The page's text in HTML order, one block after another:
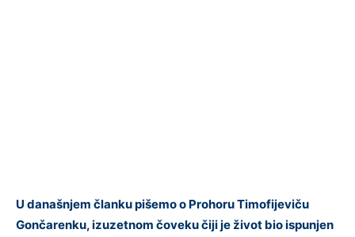
U današnjem članku pišemo o Prohoru Timofijeviču
Gončarenku, izuzetnom čoveku čiji je život bio ispunjen